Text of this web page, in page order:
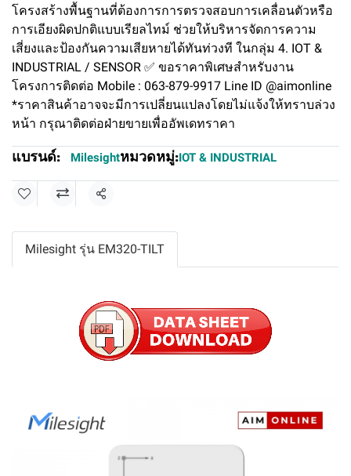
โครงสร้างพื้นฐานที่ต้องการการตรวจสอบการเคลื่อนตัวหรือ
การเอียงผิดปกติแบบเรียลไทม์ ช่วยให้บริหารจัดการความ
เสี่ยงและป้องกันความเสียหายได้ทันท่วงที ในกลุ่ม 4. IOT &
INDUSTRIAL / SENSOR ✅ ขอราคาพิเศษสำหรับงาน
โครงการติดต่อ Mobile : 063-879-9917 Line ID @aimonline
*ราคาสินค้าอาจจะมีการเปลี่ยนแปลงโดยไม่แจ้งให้ทราบล่วง
หน้า กรุณาติดต่อฝ่ายขายเพื่ออัพเดทราคา
แบรนด์: Milesightหมวดหมู่:IOT & INDUSTRIAL
แชร์
Milesight รุ่น EM320-TILT